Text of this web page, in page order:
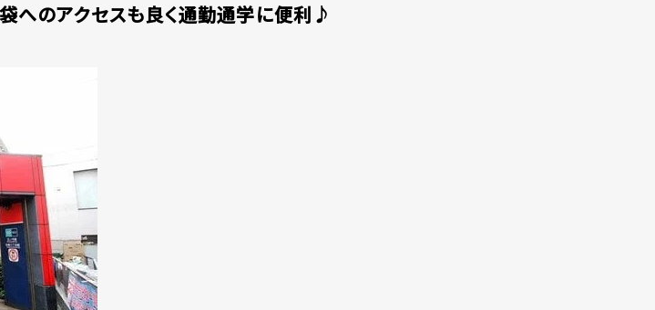
へのアクセスも良く通勤通学に便利♪